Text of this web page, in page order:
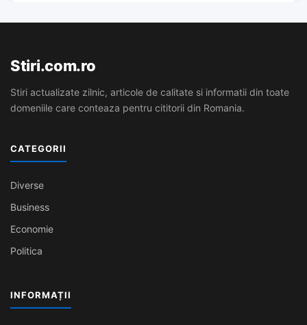
Stiri.com.ro
Stiri actualizate zilnic, articole de calitate si informatii din toate
domeniile care conteaza pentru cititorii din Romania.
CATEGORII
Diverse
Business
Economie
Politica
INFORMAȚII